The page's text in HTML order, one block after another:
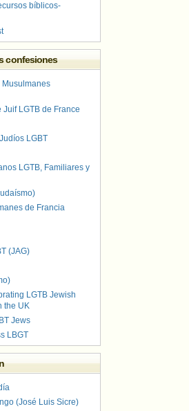
bíblicos-
confesiones
Musulmanes
Juif LGTB de France
LGBT
LGTB, Familiares y
de Francia
(JAG)
LGTB Jewish
the UK
Jews
LBGT
(José Luis Sicre)